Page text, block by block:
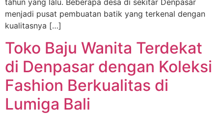
tahun yang lalu. Beberapa desa di sekitar Denpasar
menjadi pusat pembuatan batik yang terkenal dengan
kualitasnya […]
Toko Baju Wanita Terdekat
di Denpasar dengan Koleksi
Fashion Berkualitas di
Lumiga Bali